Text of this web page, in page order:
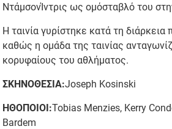
ΝτάμσονΊντρις ως ομόσταβλό του
Η ταινία γυρίστηκε κατά τη
καθώς η ομάδα της ταινίας
κορυφαίους του αθλήματος.
ΣΚΗΝΟΘΕΣΙΑ:Joseph Kosinski
ΗΘΟΠΟΙΟΙ:Tobias Menzies, Kerry
Bardem